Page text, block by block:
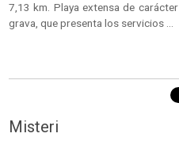
7,13 km. Playa extensa de
grava, que presenta los servicios ...
Misteri